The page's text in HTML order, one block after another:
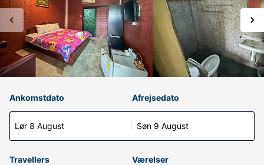
Ankomstdato
Lør 8 August
Afrejsedato
Søn 9 August
Travellers Værelser